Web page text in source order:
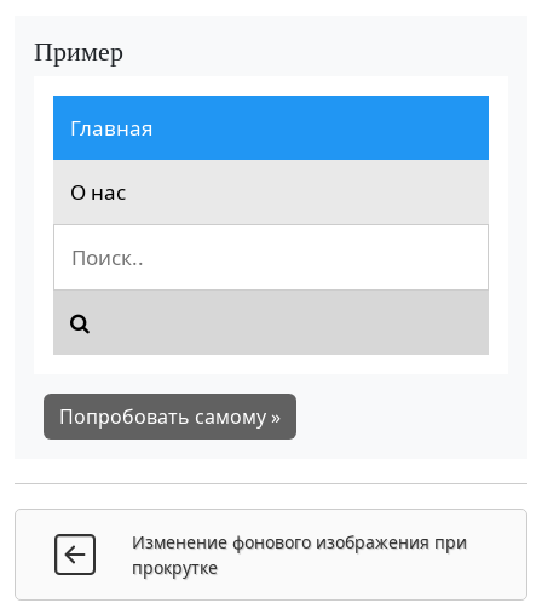
Пример
Главная
О нас
Попробовать самому »
Изменение фонового изображения при
прокрутке